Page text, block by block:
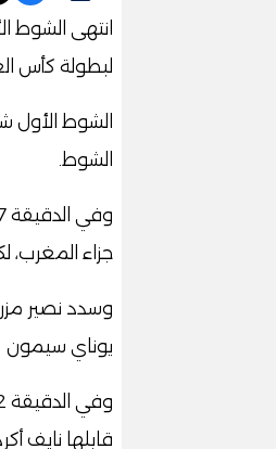
لبطولة كأس العالم
الشوط الأول
الشوط.
جزاء المغرب،
يوناي سيمون
قابلها نايف